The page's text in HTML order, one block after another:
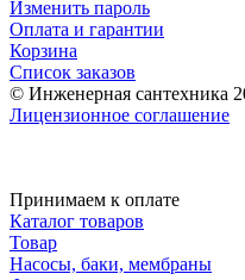
Изменить пароль
Оплата и гарантии
Корзина
Список заказов
© Инженерная сантехника
Лицензионное соглашение
Принимаем к оплате
Каталог товаров
Товар
Насосы, баки, мембраны